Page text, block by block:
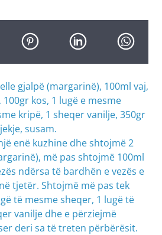
gjalpë (margarinë), 100ml vaj,
kos, 1 lugë e mesme
kripë, 1 sheqer vanilje, 350gr
susam.
enë kuzhine dhe shtojmë 2
më pas shtojmë 100ml
ndërsa të bardhën e vezës e
tjetër. Shtojmë më pas tek
të mesme sheqer, 1 lugë të
vanilje dhe e përziejmë
deri sa të treten përbërësit.